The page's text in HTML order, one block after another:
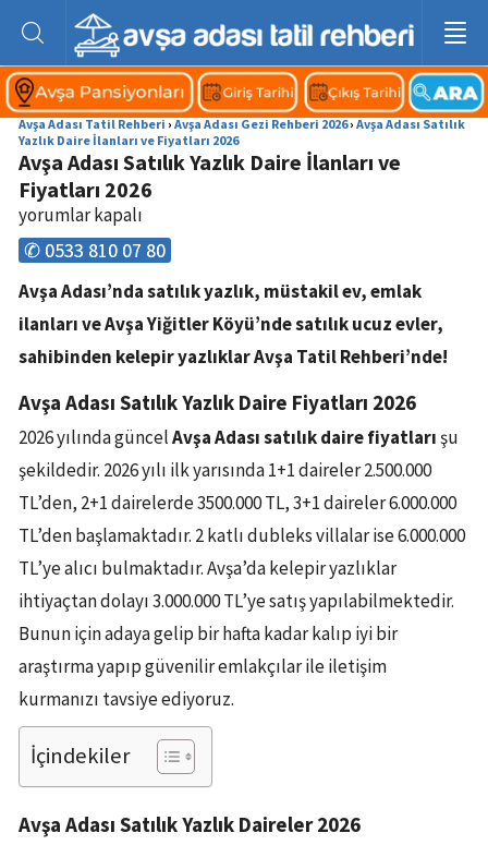
Avşa Adası Tatil Rehberi › Avşa Adası Gezi Rehberi 2026 › Avşa Adası Satılık
Yazlık Daire İlanları ve Fiyatları 2026
Avşa Adası Satılık Yazlık Daire İlanları ve
Fiyatları 2026
yorumlar kapalı
✆ 0533 810 07 80
Avşa Adası’nda satılık yazlık, müstakil ev, emlak
ilanları ve Avşa Yiğitler Köyü’nde satılık ucuz evler,
sahibinden kelepir yazlıklar Avşa Tatil Rehberi’nde!
Avşa Adası Satılık Yazlık Daire Fiyatları 2026
2026 yılında güncelAvşa Adası satılık daire fiyatlarışu
şekildedir. 2026 yılı ilk yarısında 1+1 daireler 2.500.000
TL’den, 2+1 dairelerde 3500.000 TL, 3+1 daireler 6.000.000
TL’den başlamaktadır. 2 katlı dubleks villalar ise 6.000.000
TL’ye alıcı bulmaktadır. Avşa’da kelepir yazlıklar
ihtiyaçtan dolayı 3.000.000 TL’ye satış yapılabilmektedir.
Bunun için adaya gelip bir hafta kadar kalıp iyi bir
araştırma yapıp güvenilir emlakçılar ile iletişim
kurmanızı tavsiye ediyoruz.
İçindekiler
Avşa Adası Satılık Yazlık Daireler 2026